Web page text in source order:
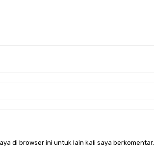
di browser ini untuk lain kali saya berkomentar.